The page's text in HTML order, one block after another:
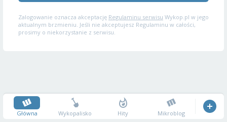
Zalogowanie oznacza akceptację Regulaminu serwisu Wykop.pl w jego
aktualnym brzmieniu. Jeśli nie akceptujesz Regulaminu w całości,
prosimy o niekorzystanie z serwisu.
Główna Wykopalisko Hity Mikroblog